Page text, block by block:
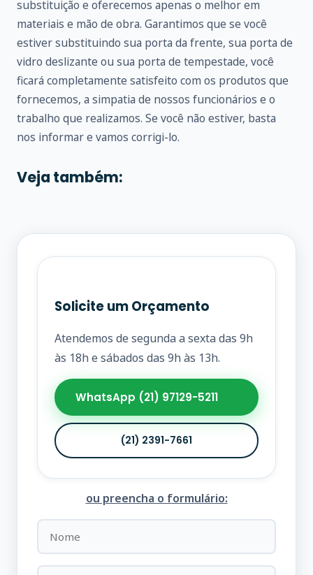
substituição e oferecemos apenas o melhor em
materiais e mão de obra. Garantimos que se você
estiver substituindo sua porta da frente, sua porta de
vidro deslizante ou sua porta de tempestade, você
ficará completamente satisfeito com os produtos que
fornecemos, a simpatia de nossos funcionários e o
trabalho que realizamos. Se você não estiver, basta
nos informar e vamos corrigi-lo.
Veja também:
Solicite um Orçamento
Atendemos de segunda a sexta das 9h
às 18h e sábados das 9h às 13h.
WhatsApp (21) 97129-5211
(21) 2391-7661
ou preencha o formulário: